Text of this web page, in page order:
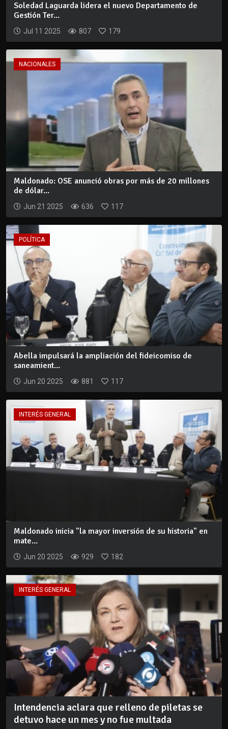
Soledad Laguarda lidera el nuevo Departamento de
Gestión Ter...
Jul 11 2025 807 179
NACIONALES
Maldonado: OSE anunció obras por más de 20 millones
de dólar...
Jun 21 2025 636 117
POLÍTICA
Abella impulsará la ampliación del fideicomiso de
saneamient...
Jun 20 2025 881 117
INTERÉS GENERAL
Maldonado inicia "la mayor inversión de su historia" en
mate...
Jun 20 2025 929 182
INTERÉS GENERAL
Intendencia aclara que relleno de piletas se
detuvo hace un mes y no fue multada